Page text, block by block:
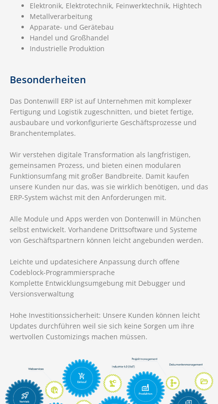
Elektronik, Elektrotechnik, Feinwerktechnik, Hightech
Metallverarbeitung
Apparate- und Gerätebau
Handel und Großhandel
Industrielle Produktion
Besonderheiten
Das Dontenwill ERP ist auf Unternehmen mit komplexer
Fertigung und Logistik zugeschnitten, und bietet fertige,
ausbaubare und vorkonfigurierte Geschäftsprozesse und
Branchentemplates.
Wir verstehen digitale Transformation als langfristigen,
gemeinsamen Prozess, und bieten einen modularen
Funktionsumfang mit großer Bandbreite. Damit kaufen
unsere Kunden nur das, was sie wirklich benötigen, und das
ERP-System wächst mit den Anforderungen mit.
Alle Module und Apps werden von Dontenwill in München
selbst entwickelt. Vorhandene Drittsoftware und Systeme
von Geschäftspartnern können leicht angebunden werden.
Leichte und updatesichere Anpassung durch offene
Codeblock-Programmiersprache
Komplette Entwicklungsumgebung mit Debugger und
Versionsverwaltung
Hohe Investitionssicherheit: Unsere Kunden können leicht
Updates durchführen weil sie sich keine Sorgen um ihre
wertvollen Customizings machen müssen.